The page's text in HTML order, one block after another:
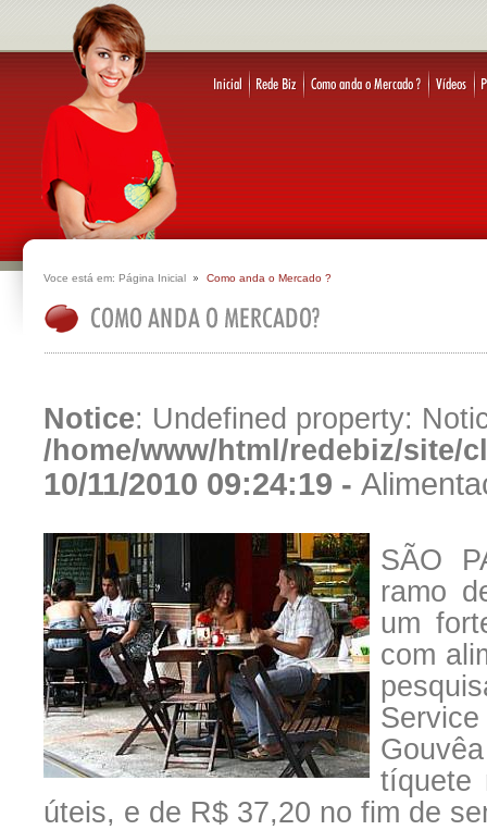
Voce está em: Página Inicial Como anda o Mercado ?
Notice: Undefined property:
/home/www/html/redebiz/site/
10/11/2010 09:24:19 -
SÃO
ramo
um
com
tíquete
úteis, e de R$ 37,20 no fim de